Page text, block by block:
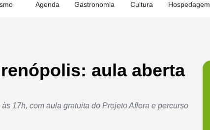
Agenda Gastronomia Cultura Hospedagem
aula aberta
17h, com aula gratuita do Projeto Aflora e percurso